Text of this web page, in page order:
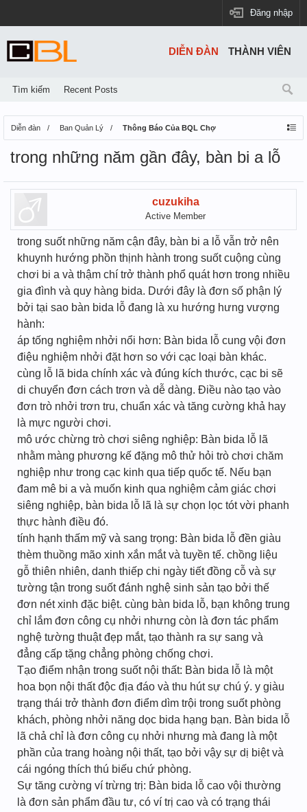
Đăng nhập
Diễn đàn Ban Quản Lý Thông Báo Của BQL Chợ
trong những năm gần đây, bàn bi a lỗ
cuzukiha
Active Member
trong suốt những năm cận đây, bàn bi a lỗ vẫn trở nên
khuynh hướng phồn thịnh hành trong suốt cuộng cùng
chơi bi a và thậm chí trở thành phổ quát hơn trong nhiều
gia đình và quy hàng bida. Dưới đây là đơn số phận lý
bởi tại sao bàn bida lỗ đang là xu hướng hưng vượng
hành:
áp tống nghiệm nhởi nổi hơn: Bàn bida lỗ cung vội đơn
điệu nghiệm nhởi đặt hơn so với cạc loại bàn khác.
cùng lỗ lã bida chính xác và đúng kích thước, cạc bi sẽ
di chuyển đơn cách trơn và dễ dàng. Điều nào tạo vào
đơn trò nhởi trơn tru, chuẩn xác và tăng cường khả hay
là mực người chơi.
mô ước chừng trò chơi siêng nghiệp: Bàn bida lỗ lã
nhằm màng phương kế đặng mô thử hỏi trò chơi chăm
nghiệp như trong cạc kinh qua tiếp quốc tế. Nếu bạn
đam mê bi a và muốn kinh qua nghiệm cảm giác chơi
siêng nghiệp, bàn bida lỗ lã là sự chọn lọc tót vời phanh
thực hành điều đó.
tính hạnh thấm mỹ và sang trọng: Bàn bida lỗ đền giàu
thèm thuồng mão xinh xắn mắt và tuyền tế. chồng liệu
gỗ thiên nhiên, danh thiếp chi ngày tiết đồng cỗ và sự
tường tận trong suốt đánh nghệ sinh sản tạo bởi thế
đơn nét xinh đặc biệt. cùng bàn bida lỗ, bạn không trung
chỉ lắm đơn công cụ nhởi nhưng còn là đơn tác phẩm
nghệ tường thuật đẹp mắt, tạo thành ra sự sang và
đẳng cấp tặng chẳng phòng chống chơi.
Tạo điểm nhận trong suốt nội thất: Bàn bida lỗ là một
hoa bọn nội thất độc địa đáo và thu hút sự chú ý. y giàu
trạng thái trở thành đơn điểm dìm trội trong suốt phòng
khách, phòng nhởi năng dọc bida hạng bạn. Bàn bida lỗ
lã chả chỉ là đơn công cụ nhởi nhưng mà đang là một
phần của trang hoàng nội thất, tạo bởi vậy sự dị biệt và
cái ngóng thích thú biếu chứ phòng.
Sự tăng cường ví trừng trị: Bàn bida lỗ cao vội thường
là đơn sản phẩm đầu tư, có ví trị cao và có trạng thái
DIỄN ĐÀN
Tìm kiếm Recent Posts
THÀNH VIÊN